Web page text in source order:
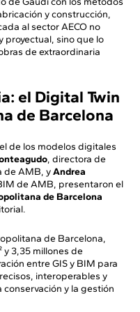
y construcción,
al sector AECO no
proyectual, sino que lo
de extraordinaria
el Digital Twin
de Barcelona
de los modelos digitales
, directora de
de AMB, yAndrea
de AMB, presentaron el
de Barcelona
de Barcelona,
3,35 millones de
entre GIS y BIM para
interoperables y
y la gestión